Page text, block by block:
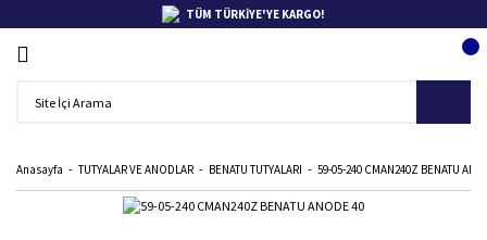
TÜM TÜRKİYE'YE KARGO!
Anasayfa TUTYALAR VE ANODLAR BENATU TUTYALARI 59-05-240 CMAN240Z BENATU